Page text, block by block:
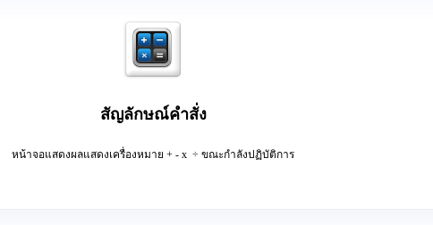
สัญลักษณ์คำสั่ง
หน้าจอแสดงผลแสดงเครื่องหมาย + - x ÷ ขณะกำลังปฏิบัติการ